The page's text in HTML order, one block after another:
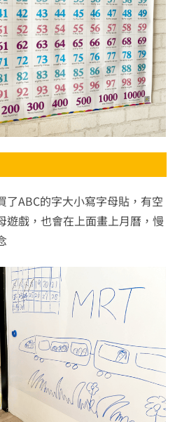
了ABC的字大小寫字母貼，有空
遊戲，也會在上面畫上月曆，慢